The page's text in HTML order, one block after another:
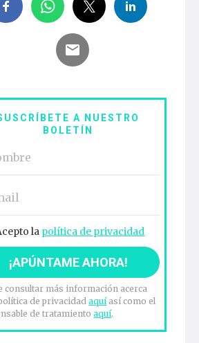
A NUESTRO
BOLETÍN
la política de privacidad
consultar más información acerca
de privacidadaquíasí como el
de tratamientoaquí.